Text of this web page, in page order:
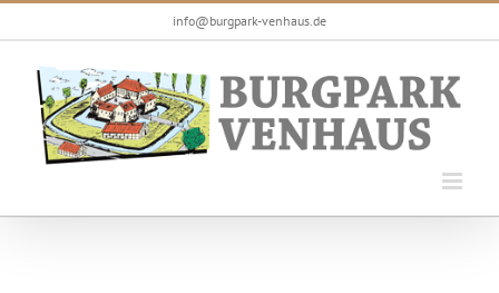
Zum
info@burgpark-venhaus.de